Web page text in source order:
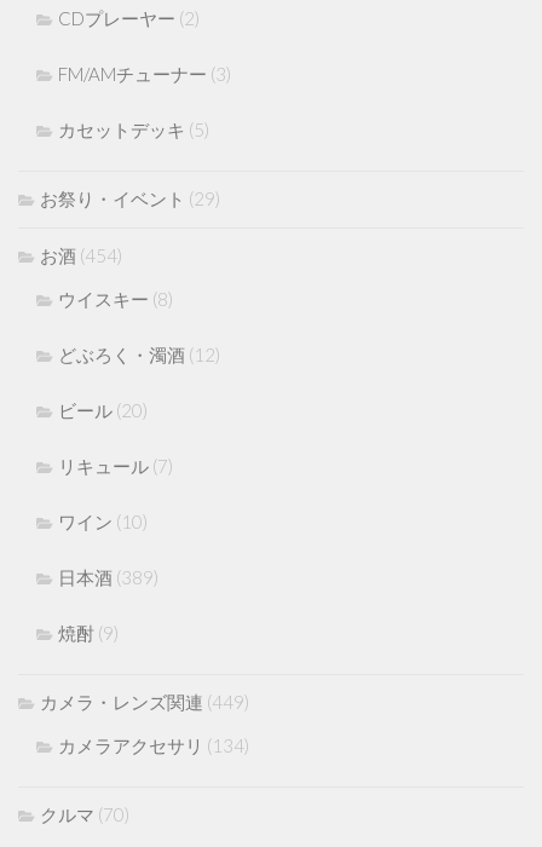
CDプレーヤー (2)
FM/AMチューナー (3)
カセットデッキ (5)
お祭り・イベント (29)
お酒 (454)
ウイスキー (8)
どぶろく・濁酒 (12)
ビール (20)
リキュール (7)
ワイン (10)
日本酒 (389)
焼酎 (9)
カメラ・レンズ関連 (449)
カメラアクセサリ (134)
クルマ (70)